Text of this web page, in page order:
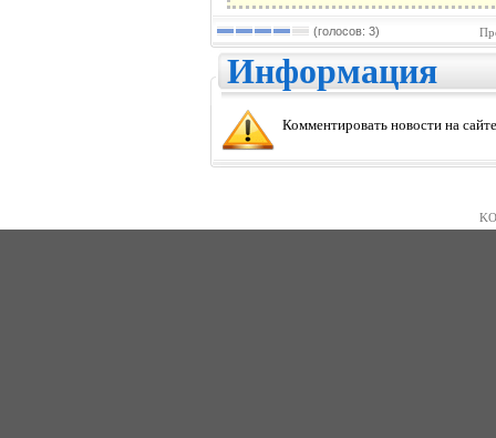
(голосов: 3)
Информация
Комментировать новости на